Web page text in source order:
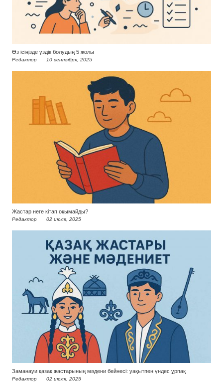
Өз ісіңізде үздік болудың 5 жолы
Редактор 10 сентября, 2025
Жастар неге кітап оқымайды?
Редактор 02 июля, 2025
Заманауи қазақ жастарының мәдени бейнесі: уақытпен үндес ұрпақ
Редактор 02 июля, 2025